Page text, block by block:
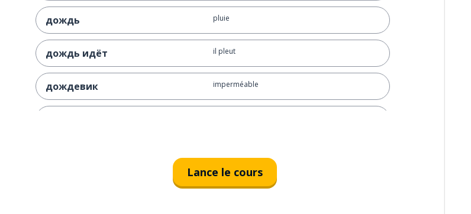
дождь pluie
дождь идёт il pleut
дождевик imperméable
bonhomme de neige
Lance le cours